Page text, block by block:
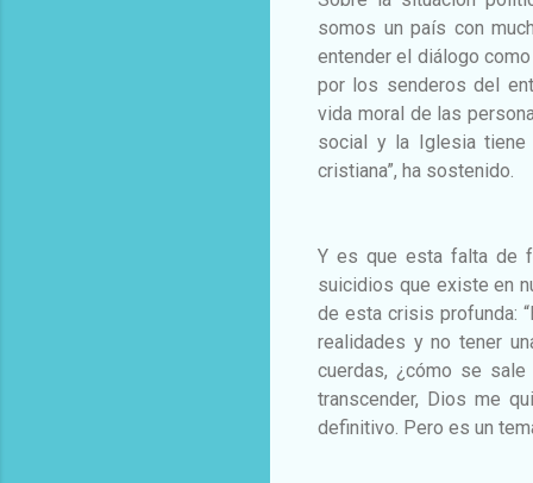
somos un país con
entender el diálogo
por los senderos del
vida moral de las
social y la Iglesia
cristiana”, ha sostenido.
Y es que esta falta de
suicidios que existe en
de esta crisis profunda:
realidades y no tener
cuerdas, ¿cómo se
transcender, Dios me
definitivo. Pero es un